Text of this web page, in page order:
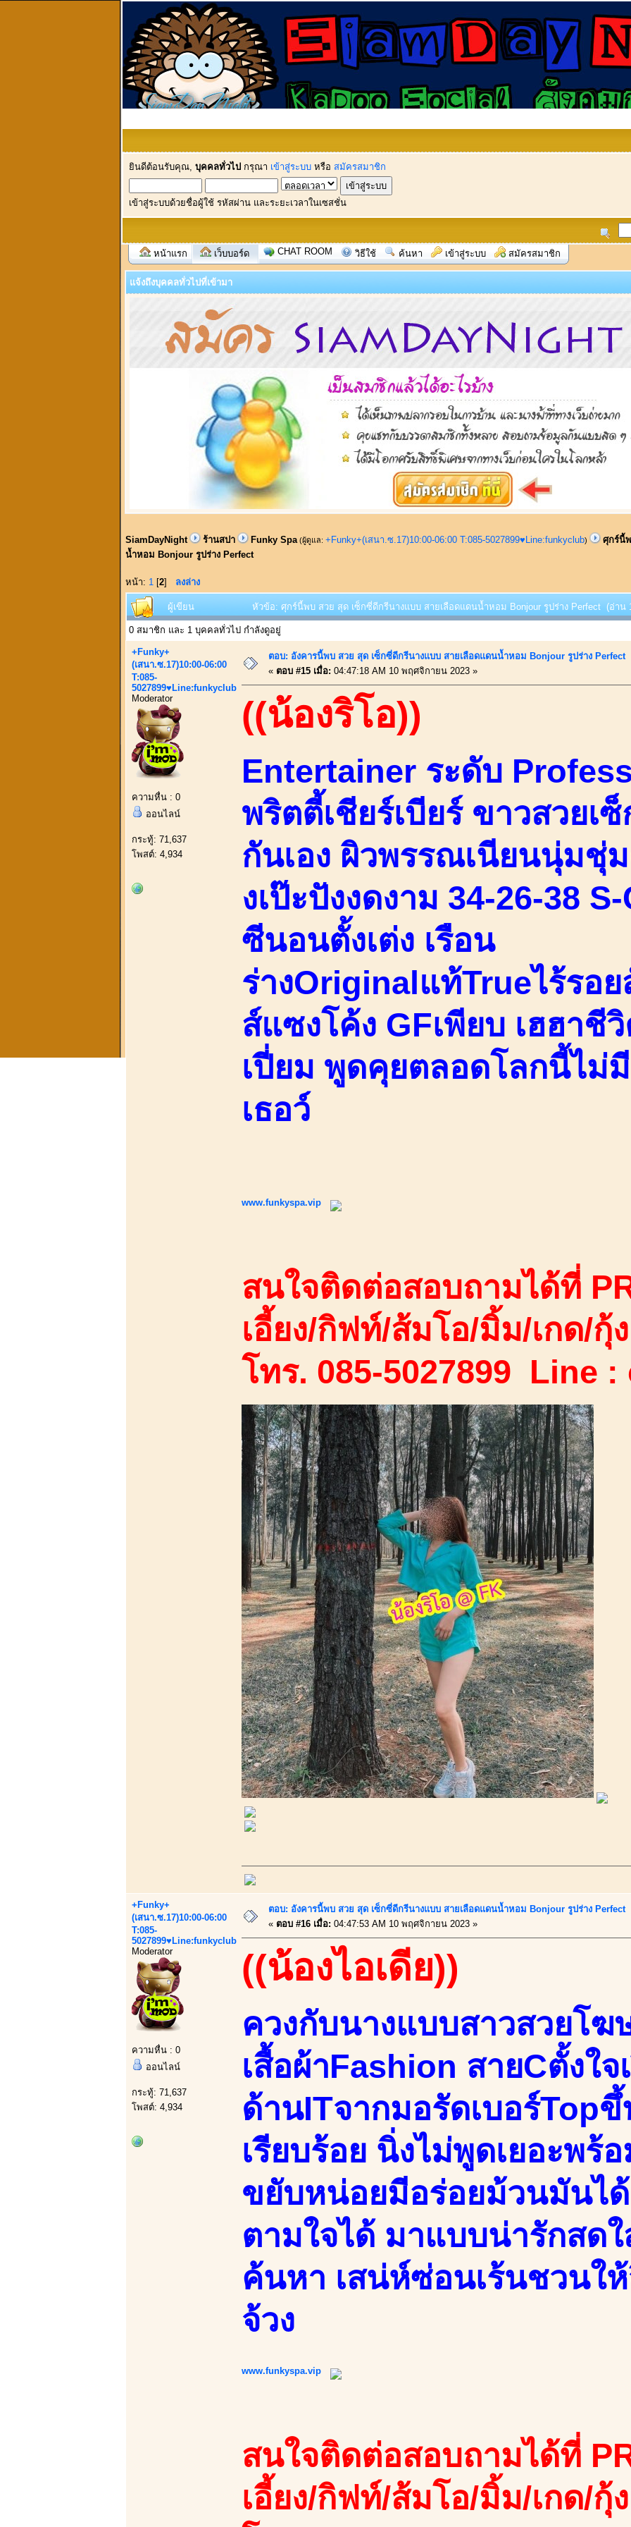
ยินดีต้อนรับคุณ, บุคคลทั่วไป กรุณา เข้าสู่ระบบ หรือ สมัครสมาชิก
เข้าสู่ระบบด้วยชื่อผู้ใช้ รหัสผ่าน และระยะเวลาในเซสชั่น
หน้าแรก เว็บบอร์ด CHAT ROOM วิธีใช้ ค้นหา เข้าสู่ระบบ สมัครสมาชิก
แจ้งถึงบุคคลทั่วไปที่เข้ามา
SiamDayNight ร้านสปา Funky Spa (ผู้ดูแล: +Funky+(เสนา.ซ.17)10:00-06:00 T:085-5027899♥Line:funkyclub)
ศุกร์นี้
น้ำหอม Bonjour รูปร่าง Perfect
หน้า: 1 [2] ลงล่าง
ผู้เขียน หัวข้อ: ศุกร์นี้พบ สวย สุด เซ็กซี่ดีกรีนางแบบ สายเลือดแดนน้ำหอม Bonjour รูปร่าง Perfect (อ่าน
0 สมาชิก และ 1 บุคคลทั่วไป กำลังดูอยู่
+Funky+
(เสนา.ซ.17)10:00-06:00
T:085-
5027899♥Line:funkyclub
Moderator
ความหื่น : 0
ออนไลน์
กระทู้: 71,637
โพสต์: 4,934
ตอบ: อังคารนี้พบ สวย สุด เซ็กซี่ดีกรีนางแบบ สายเลือดแดนน้ำหอม Bonjour รูปร่าง Perfect
« ตอบ #15 เมื่อ: 04:47:18 AM 10 พฤศจิกายน 2023 »
((น้องริโอ))
Entertainer ระดับ
พริตตี้เชียร์เบียร์ ขาวสวยเ
กันเอง ผิวพรรณเนียนนุ่มชุ่
งเป๊ะปังงดงาม 34-26-38
ซีนอนตั้งเต่ง เรือน
ร่างOriginalแท้Trueไร้รอ
ส์แซงโค้ง GFเพียบ เฮฮาชี
เปี่ยม พูดคุยตลอดโลกนี้ไม่มี
เธอว์
www.funkyspa.vip
สนใจติดต่อสอบถามได้ที่
เอี้ยง/กิฟท์/ส้มโอ/มิ้ม/เกด/กุ้ง
โทร. 085-5027899 Line
+Funky+
(เสนา.ซ.17)10:00-06:00
T:085-
5027899♥Line:funkyclub
Moderator
ความหื่น : 0
ออนไลน์
กระทู้: 71,637
โพสต์: 4,934
ตอบ: อังคารนี้พบ สวย สุด เซ็กซี่ดีกรีนางแบบ สายเลือดแดนน้ำหอม Bonjour รูปร่าง Perfect
« ตอบ #16 เมื่อ: 04:47:53 AM 10 พฤศจิกายน 2023 »
((น้องไอเดีย))
ควงกับนางแบบสาวสวยโ
เสื้อผ้าFashion สายCตั้งใจ
ด้านITจากมอรัดเบอร์Top
เรียบร้อย นิ่งไม่พูดเยอะพร้
ขยับหน่อยมีอร่อยม้วนมันไ
ตามใจได้ มาแบบน่ารักสด
ค้นหา เสน่ห์ซ่อนเร้นชวนใ
จ้วง
www.funkyspa.vip
สนใจติดต่อสอบถามได้ที่
เอี้ยง/กิฟท์/ส้มโอ/มิ้ม/เกด/กุ้ง